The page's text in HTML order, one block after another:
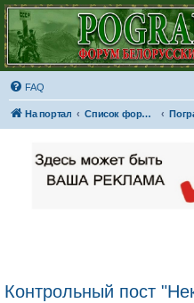
FAQ
На портал Список форумов
Контрольный пост